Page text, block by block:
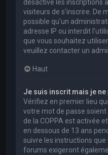
désactivé les inscriptions
visiteurs de s’inscrire. De
possible qu’un
adresse IP ou interdit
que vous souhaitez
veuillez contacter un
Haut
Je suis inscrit mais je ne
Vérifiez en premier lieu
votre mot de passe
de la COPPA est activée
en dessous de 13 ans
suivre les instructions
forums exigeront